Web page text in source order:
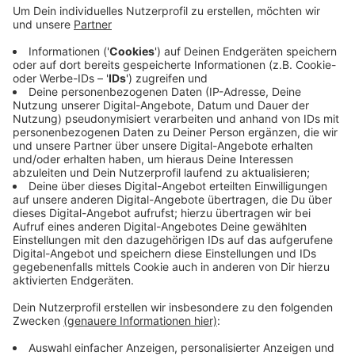
Anzeige
Laut den Veranstaltern sind schon mehr als ein Drittel
der Tickets verkauft - vor allem Filme wie
"Oppenheimer" und "Eine Million Minuten" seien
gefragt. Ab Montag (10.06.) der Vorverkauf im SWK
und GSAK-Kundencenter am Ostwall in Krefeld. Um
hier Tickets kaufen zu können, braucht man allerdings
die SWK-Kunden-App.Hiergeht es zum Online Shop.
Anzeige